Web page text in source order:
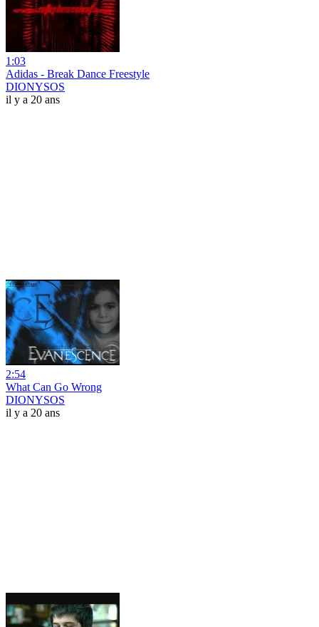
1:03
Adidas - Break Dance Freestyle
DIONYSOS
il y a 20 ans
2:54
What Can Go Wrong
DIONYSOS
il y a 20 ans